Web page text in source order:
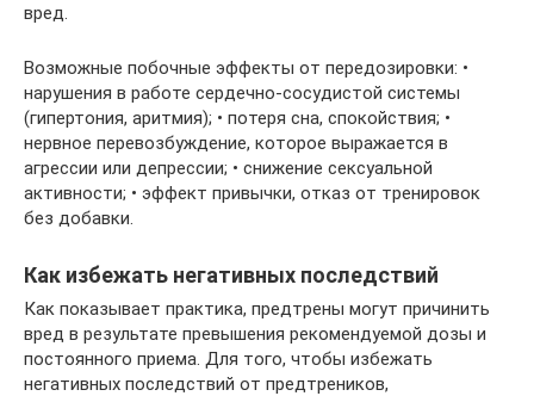
вред.
Возможные побочные эффекты от передозировки: •
нарушения в работе сердечно-сосудистой системы
(гипертония, аритмия); • потеря сна, спокойствия; •
нервное перевозбуждение, которое выражается в
агрессии или депрессии; • снижение сексуальной
активности; • эффект привычки, отказ от тренировок
без добавки.
Как избежать негативных последствий
Как показывает практика, предтрены могут причинить
вред в результате превышения рекомендуемой дозы и
постоянного приема. Для того, чтобы избежать
негативных последствий от предтреников,